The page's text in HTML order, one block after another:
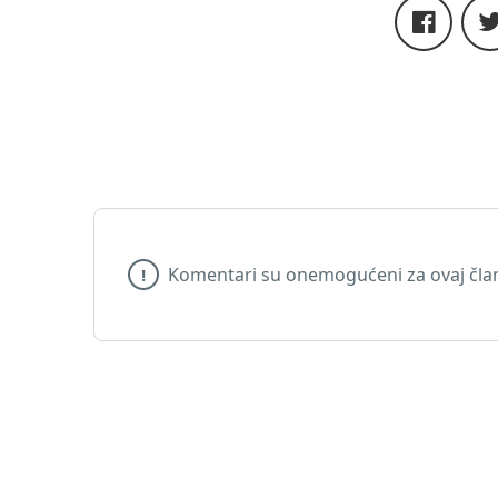
! Komentari su onemogućeni za ovaj